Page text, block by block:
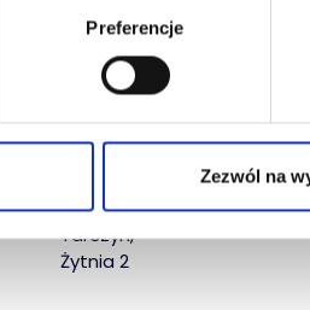
Preferencje
Zezwól na
VIN No.:
Date of first reg.:
Localization:
Tarczyn,
Żytnia 2